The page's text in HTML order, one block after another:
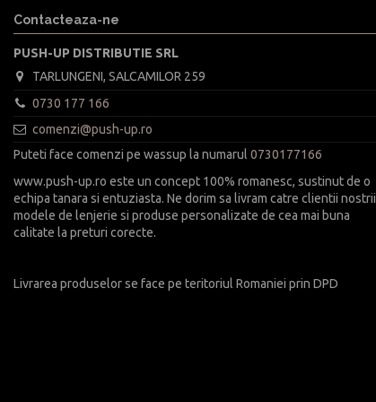
Contacteaza-ne
PUSH-UP DISTRIBUTIE SRL
TARLUNGENI, SALCAMILOR 259
0730 177 166
comenzi@push-up.ro
Puteti face comenzi pe wassup la numarul 0730177166
www.push-up.ro este un concept 100% romanesc, sustinut de o
echipa tanara si entuziasta. Ne dorim sa livram catre clientii nostrii
modele de lenjerie si produse personalizate de cea mai buna
calitate la preturi corecte.
Livrarea produselor se face pe teritoriul Romaniei prin DPD